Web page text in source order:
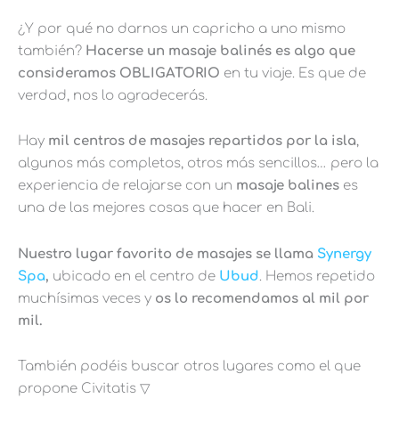
¿Y por qué no darnos un capricho a uno mismo
también? Hacerse un masaje balinés es algo que
consideramos OBLIGATORIO en tu viaje. Es que de
verdad, nos lo agradecerás.
Hay mil centros de masajes repartidos por la isla,
algunos más completos, otros más sencillos… pero la
experiencia de relajarse con un masaje balines es
una de las mejores cosas que hacer en Bali.
Nuestro lugar favorito de masajes se llama Synergy
Spa, ubicado en el centro de Ubud. Hemos repetido
muchísimas veces y os lo recomendamos al mil por
mil.
También podéis buscar otros lugares como el que
propone Civitatis ▽